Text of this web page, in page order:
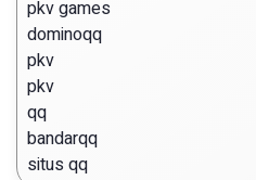
pkv games
dominoqq
pkv
pkv
qq
bandarqq
situs qq